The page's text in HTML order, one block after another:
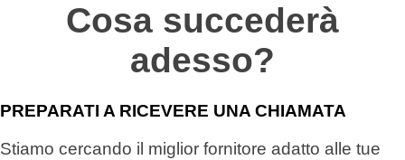
Cosa succederà
adesso?
PREPARATI A RICEVERE UNA CHIAMATA
Stiamo cercando il miglior fornitore adatto alle tue